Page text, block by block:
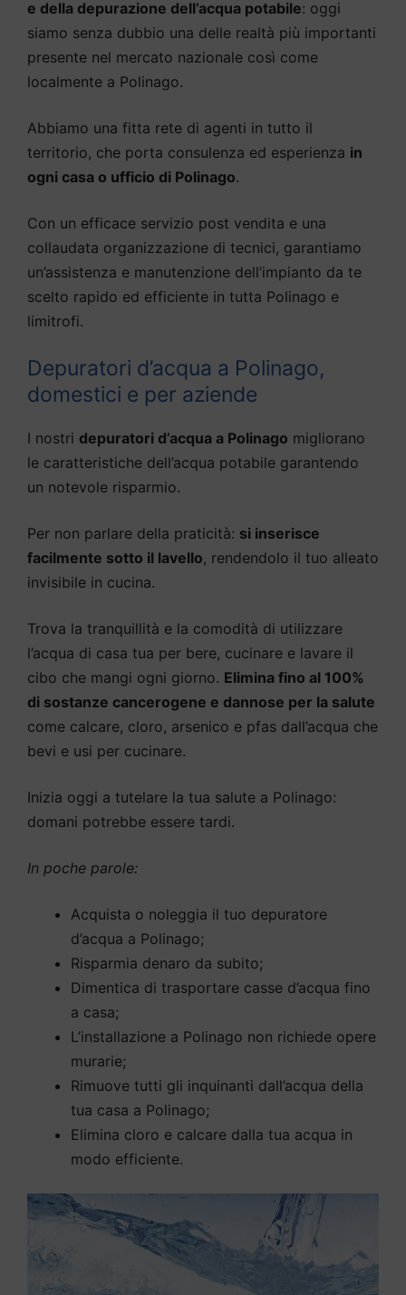
e della depurazione dell’acqua potabile: oggi
siamo senza dubbio una delle realtà più importanti
presente nel mercato nazionale così come
localmente a Polinago.
Abbiamo una fitta rete di agenti in tutto il
territorio, che porta consulenza ed esperienza in
ogni casa o ufficio di Polinago.
Con un efficace servizio post vendita e una
collaudata organizzazione di tecnici, garantiamo
un’assistenza e manutenzione dell’impianto da te
scelto rapido ed efficiente in tutta Polinago e
limitrofi.
Depuratori d’acqua a Polinago,
domestici e per aziende
I nostri depuratori d’acqua a Polinago migliorano
le caratteristiche dell’acqua potabile garantendo
un notevole risparmio.
Per non parlare della praticità: si inserisce
facilmente sotto il lavello, rendendolo il tuo alleato
invisibile in cucina.
Trova la tranquillità e la comodità di utilizzare
l’acqua di casa tua per bere, cucinare e lavare il
cibo che mangi ogni giorno. Elimina fino al 100%
di sostanze cancerogene e dannose per la salute
come calcare, cloro, arsenico e pfas dall’acqua che
bevi e usi per cucinare.
Inizia oggi a tutelare la tua salute a Polinago:
domani potrebbe essere tardi.
In poche parole:
Acquista o noleggia il tuo depuratore
d’acqua a Polinago;
Risparmia denaro da subito;
Dimentica di trasportare casse d’acqua fino
a casa;
L’installazione a Polinago non richiede opere
murarie;
Rimuove tutti gli inquinanti dall’acqua della
tua casa a Polinago;
Elimina cloro e calcare dalla tua acqua in
modo efficiente.